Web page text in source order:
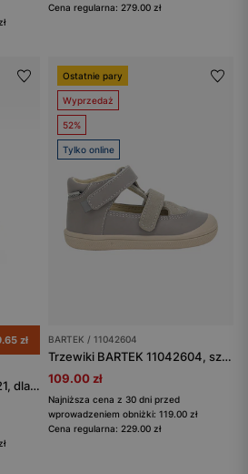
Cena regularna: 279.00 zł
zł
Sandały BARTEK 11708-021, dla chłopców, zielono-czarno-żółty
Ostatnie pary
Wyprzedaż
52%
Tylko online
BARTEK / 11042604
Trzewiki BARTEK 11042604, szary
109.00 zł
Najniższa cena z 30 dni przed
wprowadzeniem obniżki: 119.00 zł
Cena regularna: 229.00 zł